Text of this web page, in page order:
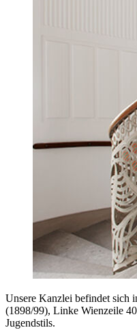
Unsere Kanzlei befindet sich
(1898/99), Linke Wienzeile
Jugendstils.